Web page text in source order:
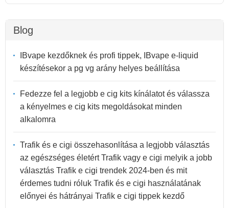
Blog
IBvape kezdőknek és profi tippek, IBvape e-liquid
készítésekor a pg vg arány helyes beállítása
Fedezze fel a legjobb e cig kits kínálatot és válassza
a kényelmes e cig kits megoldásokat minden
alkalomra
Trafik és e cigi összehasonlítása a legjobb választás
az egészséges életért Trafik vagy e cigi melyik a jobb
választás Trafik e cigi trendek 2024-ben és mit
érdemes tudni róluk Trafik és e cigi használatának
előnyei és hátrányai Trafik e cigi tippek kezdő